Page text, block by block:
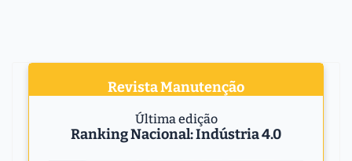
Revista Manutenção
Última edição
Ranking Nacional: Indústria 4.0